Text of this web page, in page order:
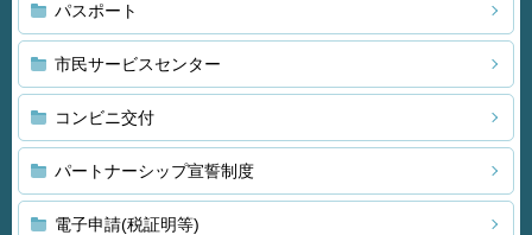
パスポート
市民サービスセンター
コンビニ交付
パートナーシップ宣誓制度
電子申請(税証明等)